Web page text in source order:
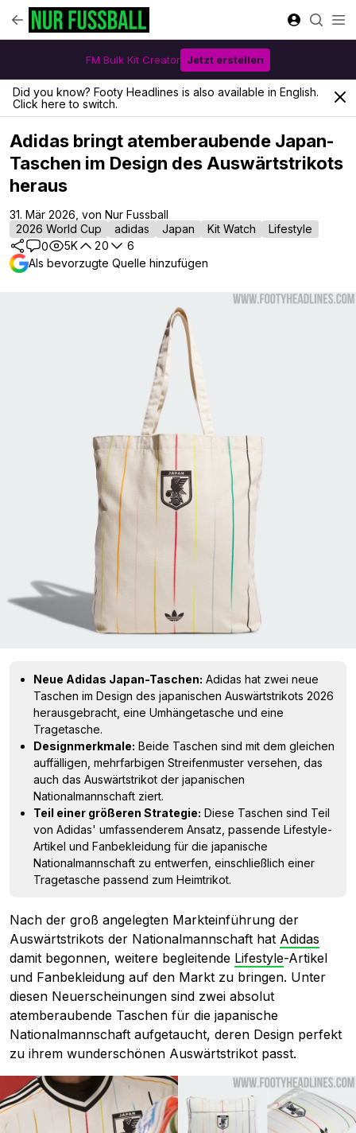
FM Bulk Kit Creator Jetzt erstellen
Did you know? Footy Headlines is also available in English.
Click here to switch.
Adidas bringt atemberaubende Japan-
Taschen im Design des Auswärtstrikots
heraus
31. Mär 2026, von Nur Fussball
2026 World Cup
adidas Japan Kit Watch
Lifestyle
0
5K 20
6
Als bevorzugte Quelle hinzufügen
Neue Adidas Japan-Taschen: Adidas hat zwei neue
Taschen im Design des japanischen Auswärtstrikots 2026
herausgebracht, eine Umhängetasche und eine
Tragetasche.
Designmerkmale: Beide Taschen sind mit dem gleichen
auffälligen, mehrfarbigen Streifenmuster versehen, das
auch das Auswärtstrikot der japanischen
Nationalmannschaft ziert.
Teil einer größeren Strategie: Diese Taschen sind Teil
von Adidas' umfassenderem Ansatz, passende Lifestyle-
Artikel und Fanbekleidung für die japanische
Nationalmannschaft zu entwerfen, einschließlich einer
Tragetasche passend zum Heimtrikot.
Nach der groß angelegten Markteinführung der
Auswärtstrikots der Nationalmannschaft hat Adidas
damit begonnen, weitere begleitende Lifestyle-Artikel
und Fanbekleidung auf den Markt zu bringen. Unter
diesen Neuerscheinungen sind zwei absolut
atemberaubende Taschen für die japanische
Nationalmannschaft aufgetaucht, deren Design perfekt
zu ihrem wunderschönen Auswärtstrikot passt.